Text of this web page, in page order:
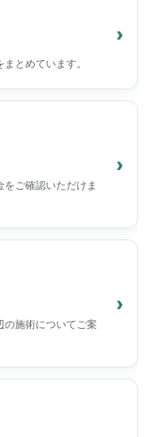
とめています。
ご確認いただけま
の施術についてご案